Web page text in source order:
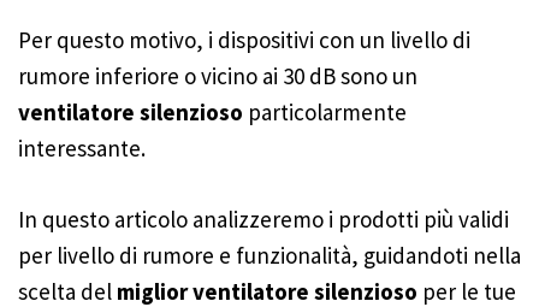
Per questo motivo, i dispositivi con un livello di
rumore inferiore o vicino ai 30 dB sono un
ventilatore silenzioso particolarmente
interessante.
In questo articolo analizzeremo i prodotti più validi
per livello di rumore e funzionalità, guidandoti nella
scelta del miglior ventilatore silenzioso per le tue